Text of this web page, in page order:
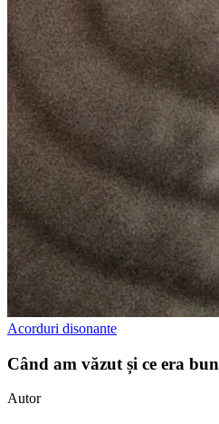
Acorduri disonante
Când am văzut și ce era bun
Autor